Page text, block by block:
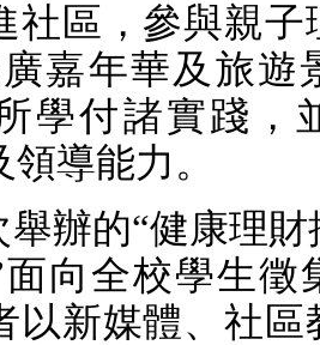
社區，參與親子
嘉年華及旅遊
學付諸實踐，
導能力。
舉辦的“健康理
向全校學生徵
以新媒體、社區